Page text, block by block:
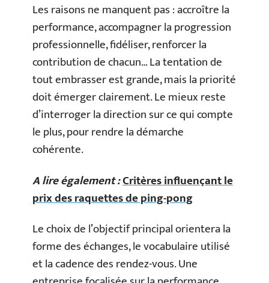
Les raisons ne manquent pas : accroître la
performance, accompagner la progression
professionnelle, fidéliser, renforcer la
contribution de chacun… La tentation de
tout embrasser est grande, mais la priorité
doit émerger clairement. Le mieux reste
d’interroger la direction sur ce qui compte
le plus, pour rendre la démarche
cohérente.
A lire également :Critères influençant le
prix des raquettes de ping-pong
Le choix de l’objectif principal orientera la
forme des échanges, le vocabulaire utilisé
et la cadence des rendez-vous. Une